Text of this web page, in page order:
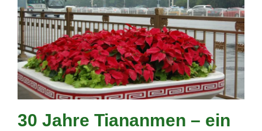
30 Jahre Tiananmen – ein